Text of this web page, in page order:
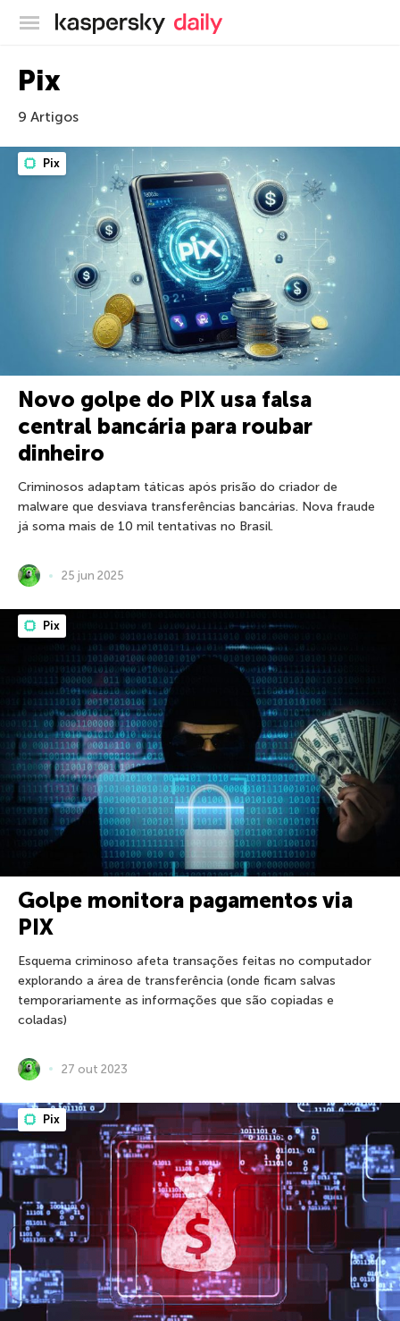
Blog oficial da Kaspersky
Pix
9 Artigos
Pix
Novo golpe do PIX usa falsa
central bancária para roubar
dinheiro
Criminosos adaptam táticas após prisão do criador de
malware que desviava transferências bancárias. Nova fraude
já soma mais de 10 mil tentativas no Brasil.
25 jun 2025
Pix
Golpe monitora pagamentos via
PIX
Esquema criminoso afeta transações feitas no computador
explorando a área de transferência (onde ficam salvas
temporariamente as informações que são copiadas e
coladas)
27 out 2023
Pix